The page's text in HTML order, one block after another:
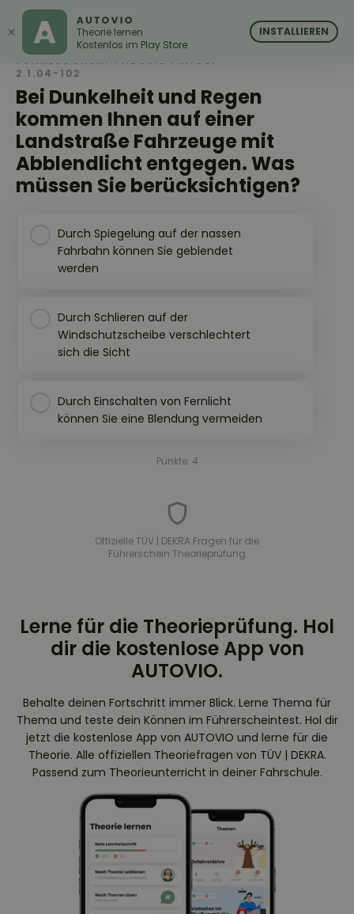
AUTOVIO
Bei Dunkelheit und Regen
kommen Ihnen auf einer
Landstraße Fahrzeuge mit
Abblendlicht entgegen. Was
müssen Sie berücksichtigen?
FÜHRERSCHEIN THEORIE FRAGE:
2.1.04-102
Durch Spiegelung auf der nassen
Fahrbahn können Sie geblendet
werden
Durch Schlieren auf der
Windschutzscheibe verschlechtert
sich die Sicht
Durch Einschalten von Fernlicht
können Sie eine Blendung vermeiden
Punkte: 4
Offizielle TÜV | DEKRA Fragen für die
Führerschein Theorieprüfung
Lerne für die Theorieprüfung. Hol
dir die kostenlose App von
AUTOVIO.
Behalte deinen Fortschritt immer Blick. Lerne Thema für
Thema und teste dein Können im Führerscheintest. Hol dir
jetzt die kostenlose App von AUTOVIO und lerne für die
Theorie. Alle offiziellen Theoriefragen von TÜV | DEKRA.
Passend zum Theorieunterricht in deiner Fahrschule.
× AUTOVIO
Theorie lernen
Kostenlos im Play Store
INSTALLIEREN